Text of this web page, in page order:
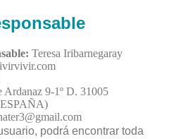
Teresa Iribarnegaray
Ardanaz 9-1º D. 31005
ESPAÑA)
podrá encontrar toda